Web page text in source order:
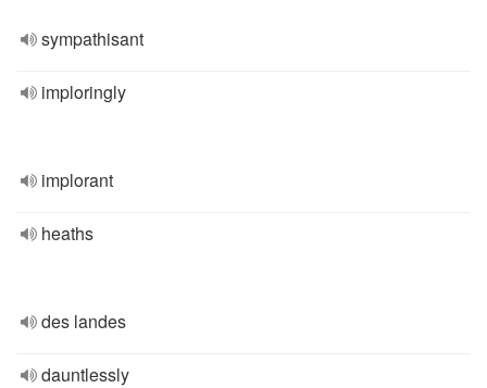
sympathisant
imploringly
implorant
heaths
des landes
dauntlessly